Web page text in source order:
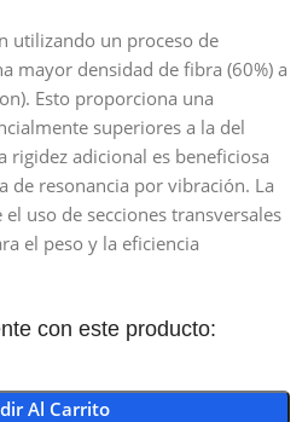
utilizando un proceso de
mayor densidad de fibra (60%) a
Esto proporciona una
superiores a la del
rigidez adicional es beneficiosa
de resonancia por vibración. La
uso de secciones transversales
el peso y la eficiencia
con este producto:
Al Carrito